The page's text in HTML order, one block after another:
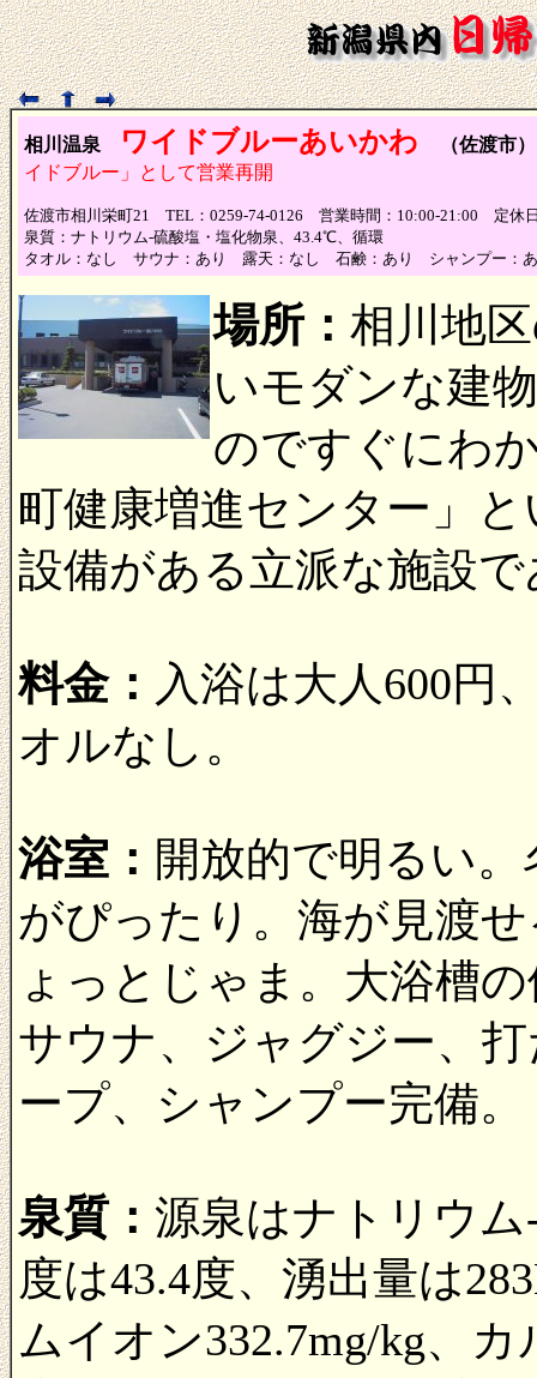
相川温泉 ワイドブルーあいかわ
（佐渡市
イドブルー」として営業再開
佐渡市相川栄町21 TEL：0259-74-0126 営業時間：10:00-21:00 定休
泉質：ナトリウム-硫酸塩・塩化物泉、43.4℃、循環
タオル：なし サウナ：あり 露天：なし 石鹸：あり シャンプー：
場所： 相川地
いモダンな建
のですぐにわ
町健康増進センター」
設備がある立派な施設
料金： 入浴は大人600円
オルなし。
浴室： 開放的で明るい
がぴったり。海が見渡
ょっとじゃま。大浴槽
サウナ、ジャグジー、
ープ、シャンプー完備。
泉質： 源泉はナトリウ
度は43.4度、湧出量は
ムイオン332.7mg/kg、